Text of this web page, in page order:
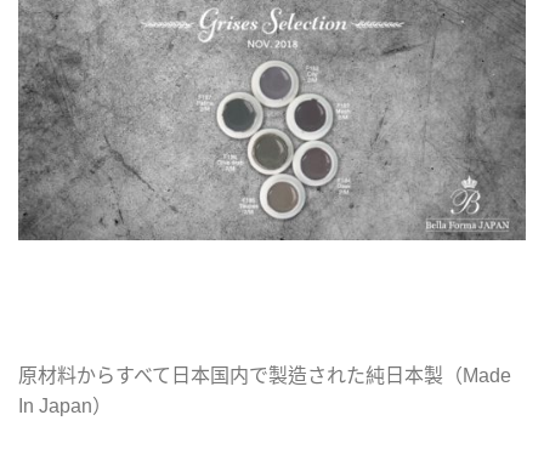
原材料からすべて日本国内で製造された純日本製（Made
In Japan）